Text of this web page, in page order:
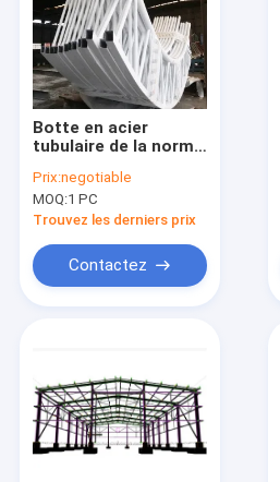
Botte en acier
tubulaire de la norme
Prix:negotiable
MOQ:1 PC
Trouvez les derniers prix
Contactez